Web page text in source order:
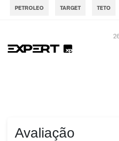
PETROLEO TARGET TETO
Avaliação